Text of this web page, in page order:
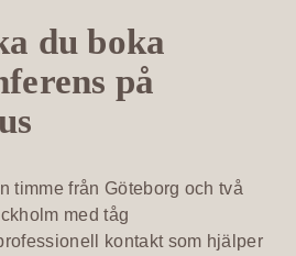
du boka
på
timme från Göteborg och två
med tåg
kontakt som hjälper